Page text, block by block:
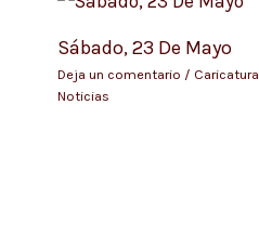
Sábado, 23 De Mayo
Deja un comentario / Caricatura
Noticias